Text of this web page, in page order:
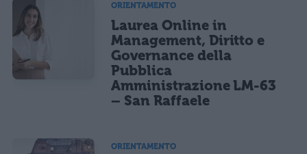
ORIENTAMENTO
Laurea Online in
Management, Diritto e
Governance della
Pubblica
Amministrazione LM-63
– San Raffaele
ORIENTAMENTO